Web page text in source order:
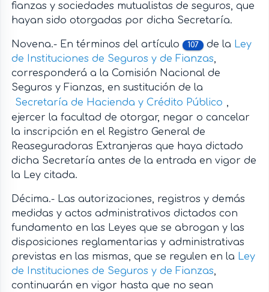
fianzas y sociedades mutualistas de seguros, que
hayan sido otorgadas por dicha Secretaría.
Novena.- En términos del artículo 107 de la Ley
de Instituciones de Seguros y de Fianzas,
corresponderá a la Comisión Nacional de
Seguros y Fianzas, en sustitución de la
Secretaría de Hacienda y Crédito Público ,
ejercer la facultad de otorgar, negar o cancelar
la inscripción en el Registro General de
Reaseguradoras Extranjeras que haya dictado
dicha Secretaría antes de la entrada en vigor de
la Ley citada.
Décima.- Las autorizaciones, registros y demás
medidas y actos administrativos dictados con
fundamento en las Leyes que se abrogan y las
disposiciones reglamentarias y administrativas
previstas en las mismas, que se regulen en la Ley
de Instituciones de Seguros y de Fianzas,
continuarán en vigor hasta que no sean